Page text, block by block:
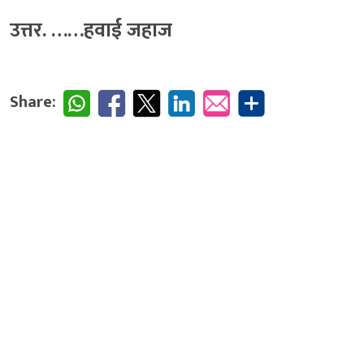
उत्तर. ……हवाई जहाज
Share: